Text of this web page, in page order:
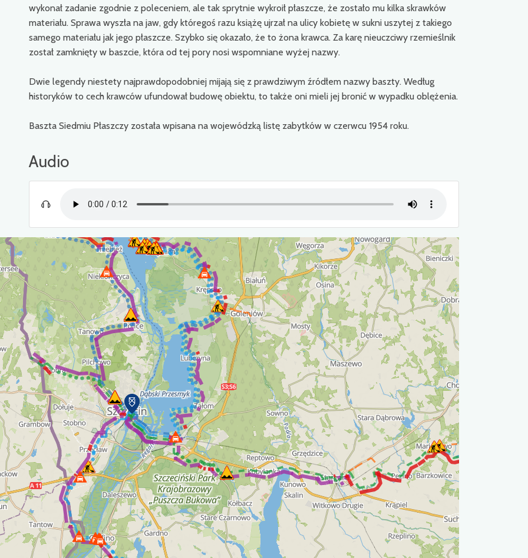
wykonał zadanie zgodnie z poleceniem, ale tak sprytnie wykroił płaszcze, że zostało mu kilka skrawków
materiału. Sprawa wyszła na jaw, gdy któregoś razu książę ujrzał na ulicy kobietę w sukni uszytej z takiego
samego materiału jak jego płaszcze. Szybko się okazało, że to żona krawca. Za karę nieuczciwy rzemieślnik
został zamknięty w baszcie, która od tej pory nosi wspomniane wyżej nazwy.
Dwie legendy niestety najprawdopodobniej mijają się z prawdziwym źródłem nazwy baszty. Według
historyków to cech krawców ufundował budowę obiektu, to także oni mieli jej bronić w wypadku oblężenia.
Baszta Siedmiu Płaszczy została wpisana na wojewódzką listę zabytków w czerwcu 1954 roku.
Audio